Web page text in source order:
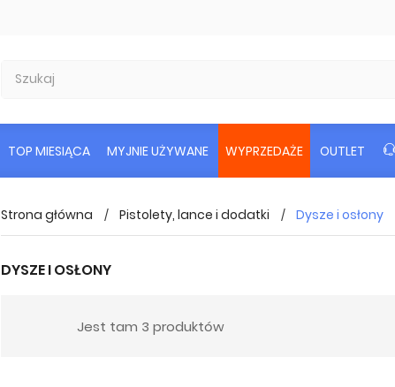
TOP MIESIĄCA MYJNIE UŻYWANE WYPRZEDAŻE OUTLET
Strona główna Pistolety, lance i dodatki Dysze i osłony
DYSZE I OSŁONY
Jest tam 3 produktów